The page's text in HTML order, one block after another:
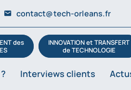
contact@tech-orleans.fr
des
INNOVATION et TRANSFERT
de TECHNOLOGIE
Interviews clients